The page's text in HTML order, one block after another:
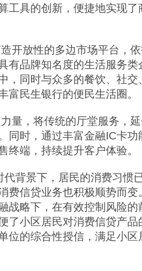
工具的创新，便捷地实现
开放性的多边市场平台，
有品牌知名度的生活服务
，同时与众多的餐饮、社
富民生银行的便民生活圈。
量，将传统的厅堂服务，
同时，通过丰富金融IC卡
终端，持续提升客户体验。
代背景下，居民的消费习惯
费信贷业务也积极顺势而变
战略下，在有效控制风险
了小区居民对消费信贷产
位的综合性授信，满足小